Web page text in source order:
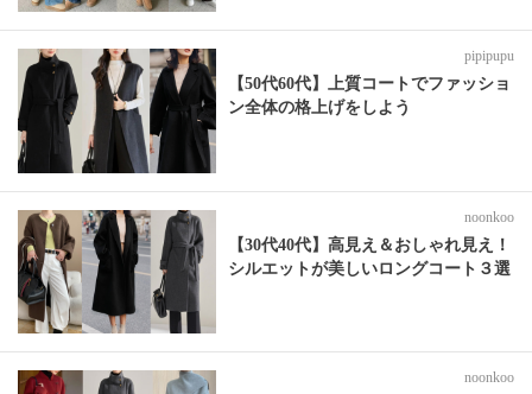
pipipupu
【50代60代】上質コートでファッショ
ン全体の格上げをしよう
noonkoo
【30代40代】高見え＆おしゃれ見え！
シルエットが美しいロングコート３選
noonkoo